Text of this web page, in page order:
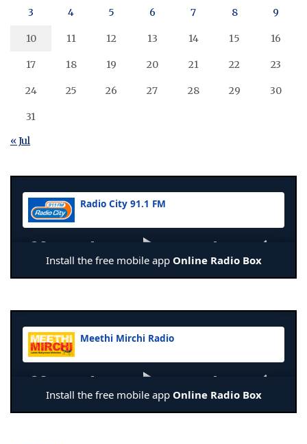
3 4 5 6 7 8 9
10 11 12 13 14 15 16
17 18 19 20 21 22 23
24 25 26 27 28 29 30
31
« Jul